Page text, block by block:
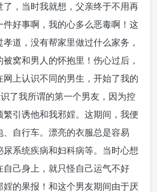
，当时我就想，父亲终于不用再
好事啊，我的心多么恶毒啊！这
道，没有帮家里做过什么家务，
窝和男人的怀抱里！伤心过后，
上认识不同的男生，开始了我的
了我所谓的第一个男友，因为控
引诱他和我邪婬。这期间，我便
自行车。漂亮的衣服总是容易
系统疾病和妇科病等。当时心想
己身上，就只怪自己运气不好
的果报！和这个男友期间由于厌